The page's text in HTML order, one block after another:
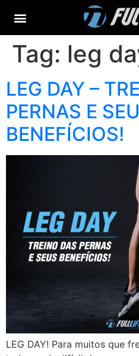
Tag: leg
LEG DAY –
PERNAS E
BENEFÍCIOS!
LEG DAY! Para muitos que